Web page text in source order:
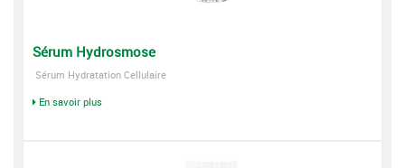
Sérum Hydrosmose
Sérum Hydratation Cellulaire
En savoir plus